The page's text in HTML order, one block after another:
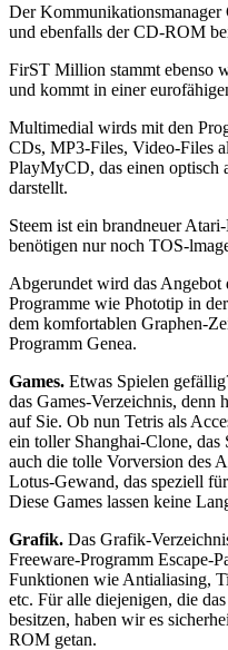
Der
und ebenfalls der CD-ROM
FirST Million stammt ebenso
und kommt in einer
Multimedial wirds mit den
CDs, MP3-Files, Video-Files
PlayMyCD, das einen optisch
darstellt.
Steem ist ein brandneuer
benötigen nur noch TOS-
Abgerundet wird das
Programme wie Phototip in
dem komfortablen Graphen-
Programm Genea.
Games. Etwas Spielen
das Games-Verzeichnis, denn
auf Sie. Ob nun Tetris als
ein toller Shanghai-Clone, das
auch die tolle Vorversion des
Lotus-Gewand, das speziell
Diese Games lassen keine
Grafik. Das Grafik-
Freeware-Programm Escape-
Funktionen wie Antialiasing,
etc. Für alle diejenigen, die
besitzen, haben wir es
ROM getan.